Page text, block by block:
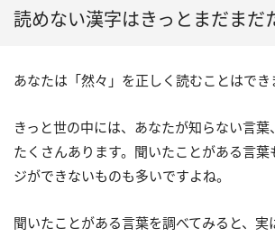
読めない漢字はきっとまだまだ
あなたは「然々」を正しく読むことはでき
きっと世の中には、あなたが知らない言
たくさんあります。聞いたことがある言葉
ジができないものも多いですよね。
聞いたことがある言葉を調べてみると、実